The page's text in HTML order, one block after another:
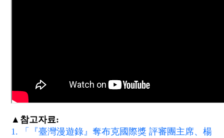
▲참고자료:
1. 「『臺灣漫遊錄』奪布克國際獎 評審團主席、楊